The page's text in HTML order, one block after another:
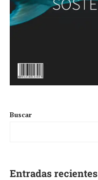
Buscar
Entradas recientes